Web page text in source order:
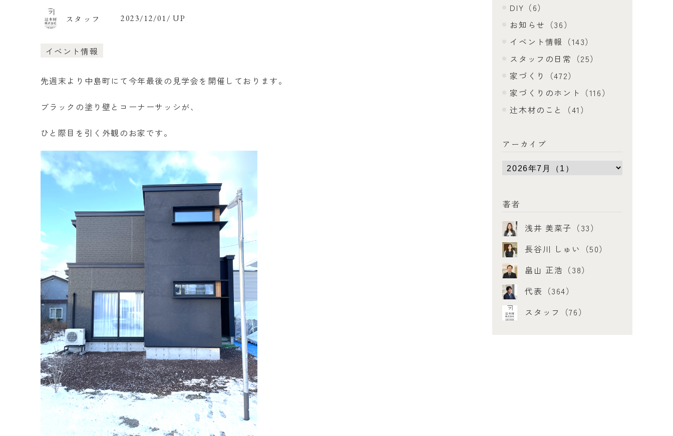
スタッフ 2023/12/01/ UP
イベント情報
先週末より中島町にて今年最後の見学会を開催しております。
ブラックの塗り壁とコーナーサッシが、
ひと際目を引く外観のお家です。
DIY（6）
お知らせ（36）
イベント情報（143）
スタッフの日常（25）
家づくり（472）
家づくりのホント（116）
辻木材のこと（41）
アーカイブ
著者
浅井 美菜子（33）
長谷川 しゅい（50）
畠山 正浩（38）
代表（364）
スタッフ（76）